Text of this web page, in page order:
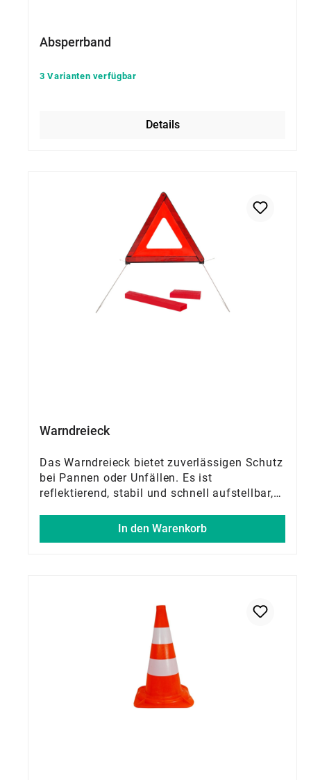
Absperrband
3 Varianten verfügbar
Details
Warndreieck
Das Warndreieck bietet zuverlässigen Schutz
bei Pannen oder Unfällen. Es ist
reflektierend, stabil und schnell aufstellbar,
sichtbar bleibt. Zusammenklappbar für
In den Warenkorb